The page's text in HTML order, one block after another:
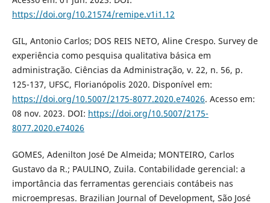
https://doi.org/10.21574/remipe.v1i1.12
GIL, Antonio Carlos; DOS REIS NETO, Aline Crespo. Survey de
experiência como pesquisa qualitativa básica em
administração. Ciências da Administração, v. 22, n. 56, p.
125-137, UFSC, Florianópolis 2020. Disponível em:
https://doi.org/10.5007/2175-8077.2020.e74026. Acesso em:
08 nov. 2023. DOI: https://doi.org/10.5007/2175-
8077.2020.e74026
GOMES, Adenilton José De Almeida; MONTEIRO, Carlos
Gustavo da R.; PAULINO, Zuila. Contabilidade gerencial: a
importância das ferramentas gerenciais contábeis nas
microempresas. Brazilian Journal of Development, São José